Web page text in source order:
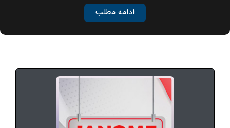
Ú©Ø§Ù„Ø§ÛŒ
Ø¯ÛŒØ¬ÛŒØªØ§Ù„
Ø®Ø§Ù†Ù‡ Ùˆ
´Ù¾Ø²Ø®Ø§Ù†Ù‡
ادامه مطلب